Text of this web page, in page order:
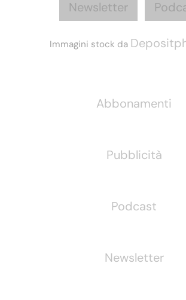
Newsletter
Immagini stock da
Abbonamenti
Pubblicità
Podcast
Newsletter